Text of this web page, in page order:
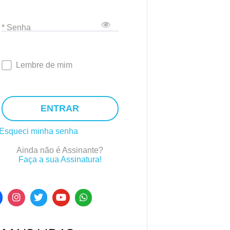
* Senha
Lembre de mim
ENTRAR
Esqueci minha senha
Ainda não é Assinante?
Faça a sua Assinatura!